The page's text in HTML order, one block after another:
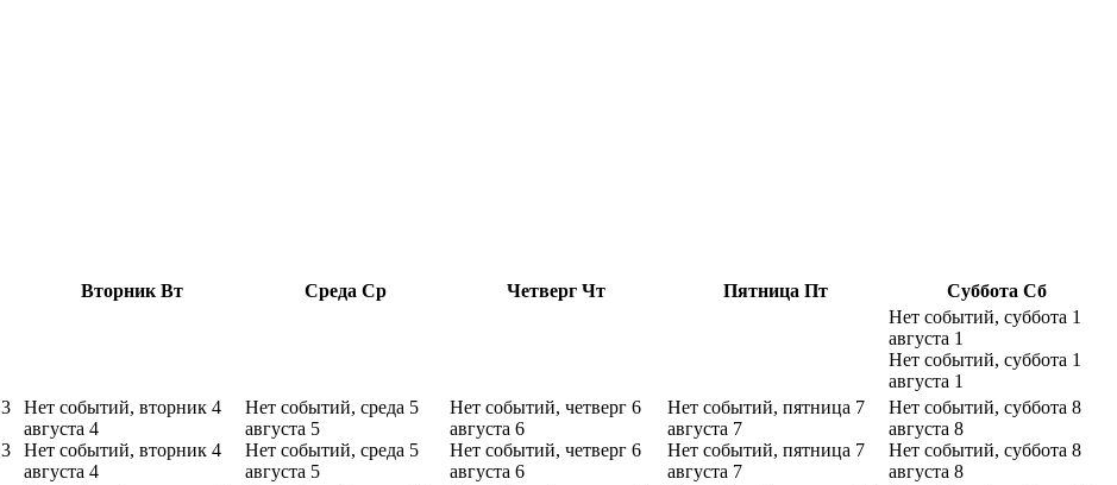
Вторник Вт Среда Ср Четверг Чт Пятница Пт Суббота Сб
Нет событий, суббота 1
августа 1
Нет событий, суббота 1
августа 1
Нет событий, вторник 4
августа 4
Нет событий, вторник 4
августа 4
Нет событий, среда 5
августа 5
Нет событий, среда 5
августа 5
Нет событий, четверг 6
августа 6
Нет событий, четверг 6
августа 6
Нет событий, пятница 7
августа 7
Нет событий, пятница 7
августа 7
Нет событий, суббота 8
августа 8
Нет событий, суббота 8
августа 8